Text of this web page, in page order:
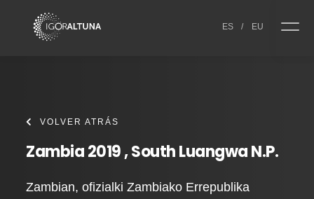
ES / EU
VOLVER ATRÁS
Zambia 2019 , South Luangwa N.P.
Zambian, ofizialki Zambiako Errepublika